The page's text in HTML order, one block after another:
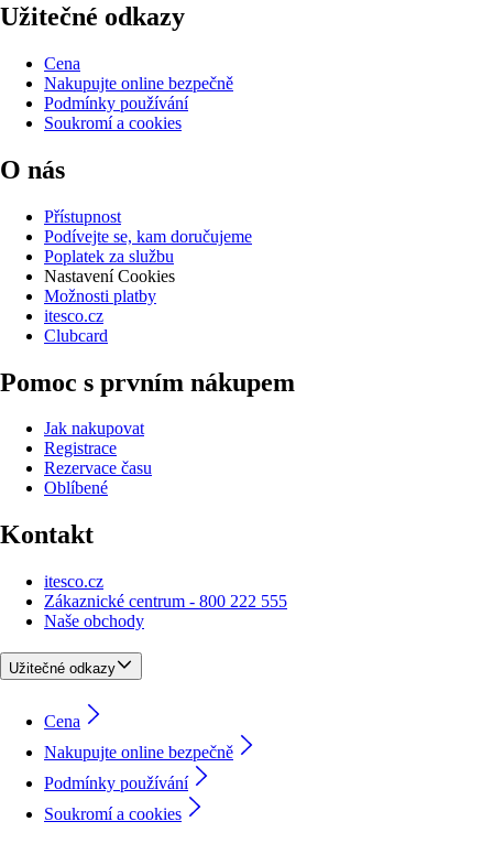
Užitečné odkazy
Cena
Nakupujte online bezpečně
Podmínky používání
Soukromí a cookies
O nás
Přístupnost
Podívejte se, kam doručujeme
Poplatek za službu
Nastavení Cookies
Možnosti platby
itesco.cz
Clubcard
Pomoc s prvním nákupem
Jak nakupovat
Registrace
Rezervace času
Oblíbené
Kontakt
itesco.cz
Zákaznické centrum - 800 222 555
Naše obchody
Užitečné odkazy
Cena
Nakupujte online bezpečně
Podmínky používání
Soukromí a cookies